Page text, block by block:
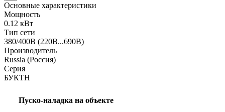
Основные характеристики
Мощность
0.12 кВт
Тип сети
380/400В (220В...690В)
Производитель
Russia (Россия)
Серия
БУКТН
Пуско-наладка на объекте